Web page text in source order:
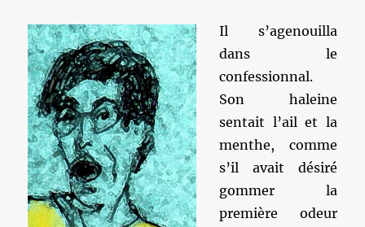
Il s’agenouilla
dans le
confessionnal.
Son haleine
sentait l’ail et la
menthe, comme
s’il avait désiré
gommer la
première odeur